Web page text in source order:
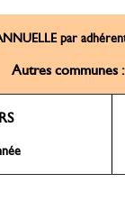
par
communes